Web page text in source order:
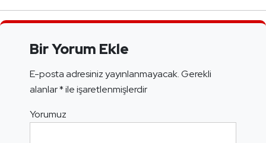
Bir Yorum Ekle
E-posta adresiniz yayınlanmayacak.Gerekli
alanlar*ile işaretlenmişlerdir
Yorumuz